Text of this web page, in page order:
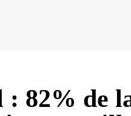
: 82% de